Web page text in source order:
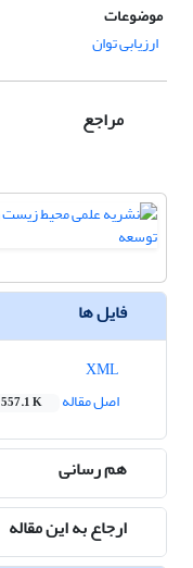
موضوعات
ارزیابی توان
مراجع
فایل ها
اصل مقاله
557.1 K
هم رسانی
ارجاع به این مقاله